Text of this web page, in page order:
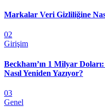
Markalar Veri Gizliliğine
02
Girişim
Beckham’ın 1 Milyar
Nasıl Yeniden Yazıyor?
03
Genel